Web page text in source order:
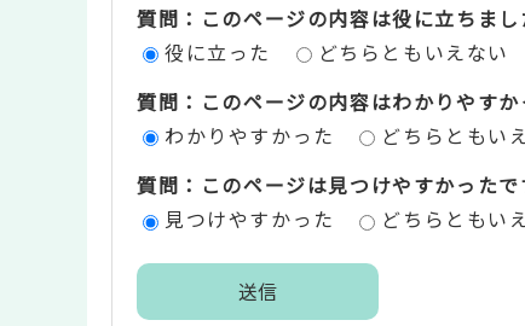
ン
評
エ
質問：このページの内容は役に立ちまし
役に立った
どちらともいえない
質問：このページの内容はわかりやすか
わかりやすかった
どちらともい
質問：このページは見つけやすかったで
見つけやすかった
どちらともい